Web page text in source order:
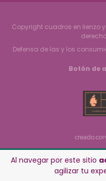
Al navegar por este sitio
agilizar tu
Copyright cuadros en lienzo
Defensa de las y los
Botón de